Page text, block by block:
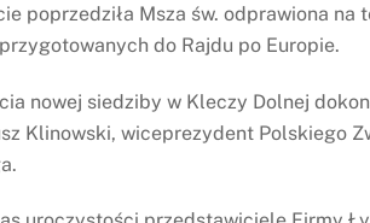
poprzedziła Msza św. odprawiona
do Rajdu po Europie.
nowej siedziby w Kleczy Dolnej
Klinowski, wiceprezydent Polskiego